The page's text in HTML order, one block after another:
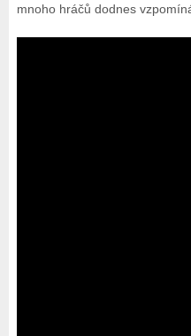
mnoho hráčů dodnes